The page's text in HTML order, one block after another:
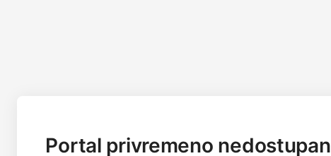
Portal privremeno nedostupan